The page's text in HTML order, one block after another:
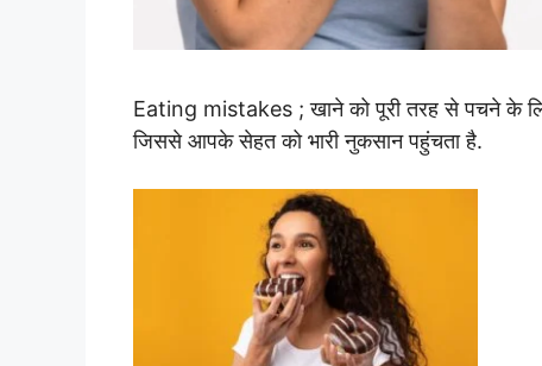
Eating mistakes ; खाने को पूरी तरह से पचने के
जिससे आपके सेहत को भारी नुकसान पहुंचता है.